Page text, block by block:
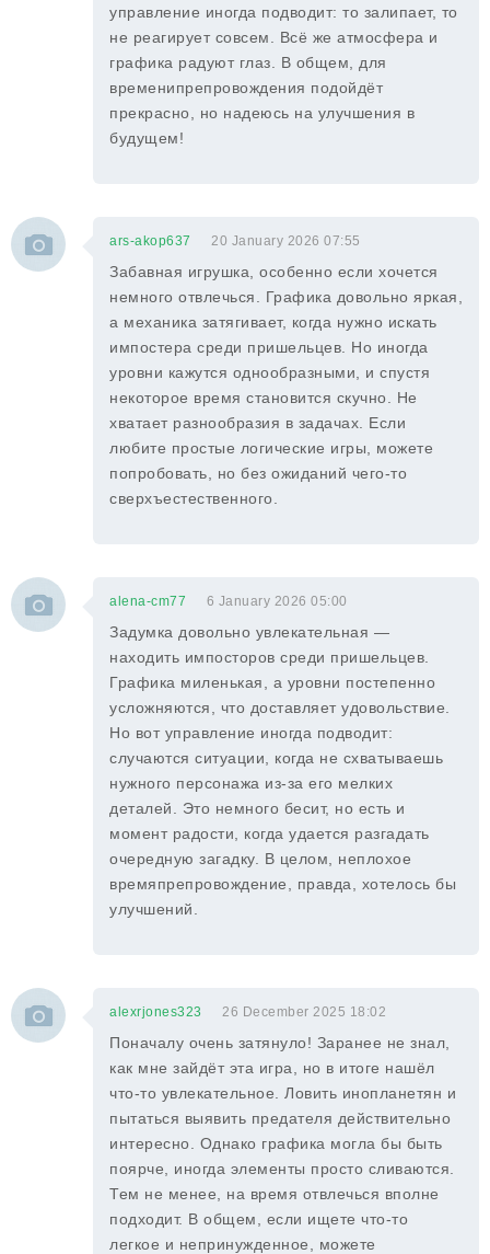
управление иногда подводит: то залипает, то
не реагирует совсем. Всё же атмосфера и
графика радуют глаз. В общем, для
временипрепровождения подойдёт
прекрасно, но надеюсь на улучшения в
будущем!
ars-akop637 20 January 2026 07:55
Забавная игрушка, особенно если хочется
немного отвлечься. Графика довольно яркая,
а механика затягивает, когда нужно искать
импостера среди пришельцев. Но иногда
уровни кажутся однообразными, и спустя
некоторое время становится скучно. Не
хватает разнообразия в задачах. Если
любите простые логические игры, можете
попробовать, но без ожиданий чего-то
сверхъестественного.
alena-cm77 6 January 2026 05:00
Задумка довольно увлекательная —
находить импосторов среди пришельцев.
Графика миленькая, а уровни постепенно
усложняются, что доставляет удовольствие.
Но вот управление иногда подводит:
случаются ситуации, когда не схватываешь
нужного персонажа из-за его мелких
деталей. Это немного бесит, но есть и
момент радости, когда удается разгадать
очередную загадку. В целом, неплохое
времяпрепровождение, правда, хотелось бы
улучшений.
alexrjones323 26 December 2025 18:02
Поначалу очень затянуло! Заранее не знал,
как мне зайдёт эта игра, но в итоге нашёл
что-то увлекательное. Ловить инопланетян и
пытаться выявить предателя действительно
интересно. Однако графика могла бы быть
поярче, иногда элементы просто сливаются.
Тем не менее, на время отвлечься вполне
подходит. В общем, если ищете что-то
легкое и непринужденное, можете